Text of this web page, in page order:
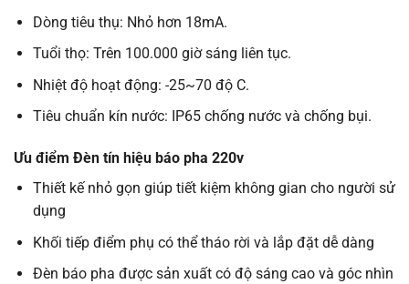
Dòng tiêu thụ: Nhỏ hơn 18mA.
Tuổi thọ: Trên 100.000 giờ sáng liên tục.
Nhiệt độ hoạt động: -25~70 độ C.
Tiêu chuẩn kín nước: IP65 chống nước và chống bụi.
Ưu điểm Đèn tín hiệu báo pha 220v
Thiết kế nhỏ gọn giúp tiết kiệm không gian cho người sử
dụng
Khối tiếp điểm phụ có thể tháo rời và lắp đặt dễ dàng
Đèn báo pha được sản xuất có độ sáng cao và góc nhìn